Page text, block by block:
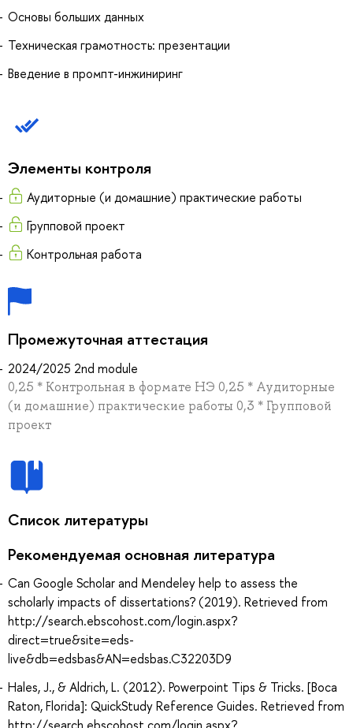
Основы больших данных
Техническая грамотность: презентации
Введение в промпт-инжиниринг
Элементы контроля
Аудиторные (и домашние) практические работы
Групповой проект
Контрольная работа
Промежуточная аттестация
2024/2025 2nd module
0,25 * Контрольная в формате НЭ 0,25 * Аудиторные
(и домашние) практические работы 0,3 * Групповой
проект
Список литературы
Рекомендуемая основная литература
Can Google Scholar and Mendeley help to assess the
scholarly impacts of dissertations? (2019). Retrieved from
http://search.ebscohost.com/login.aspx?
direct=true&site=eds-
live&db=edsbas&AN=edsbas.C32203D9
Hales, J., & Aldrich, L. (2012). Powerpoint Tips & Tricks. [Boca
Raton, Florida]: QuickStudy Reference Guides. Retrieved from